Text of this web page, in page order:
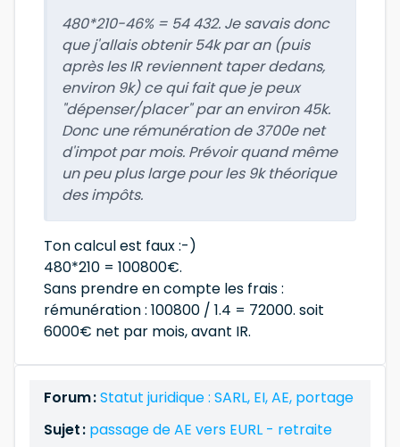
480*210-46% = 54 432. Je savais donc
que j'allais obtenir 54k par an (puis
après les IR reviennent taper dedans,
environ 9k) ce qui fait que je peux
"dépenser/placer" par an environ 45k.
Donc une rémunération de 3700e net
d'impot par mois. Prévoir quand même
un peu plus large pour les 9k théorique
des impôts.
Ton calcul est faux :-)
480*210 = 100800€.
Sans prendre en compte les frais :
rémunération : 100800 / 1.4 = 72000. soit
6000€ net par mois, avant IR.
Forum :Statut juridique : SARL, EI, AE, portage
Sujet : passage de AE vers EURL - retraite